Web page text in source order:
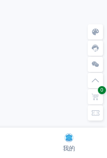
0
我的